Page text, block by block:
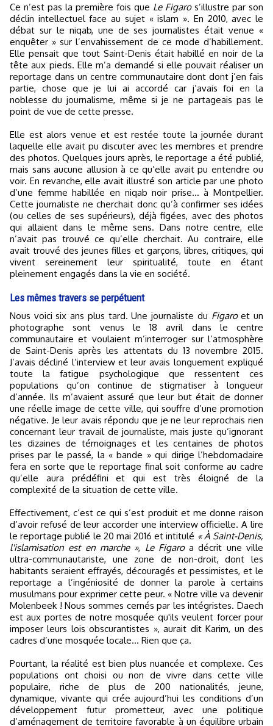
Ce n’est pas la première fois que Le Figaros’illustre par son
déclin intellectuel face au sujet « islam ». En 2010, avec le
débat sur le niqab, une de ses journalistes était venue «
enquêter » sur l’envahissement de ce mode d’habillement.
Elle pensait que tout Saint-Denis était habillé en noir de la
tête aux pieds. Elle m’a demandé si elle pouvait réaliser un
reportage dans un centre communautaire dont dont j’en fais
partie, chose que je lui ai accordé car j’avais foi en la
noblesse du journalisme, même si je ne partageais pas le
point de vue de cette presse.
Elle est alors venue et est restée toute la journée durant
laquelle elle avait pu discuter avec les membres et prendre
des photos. Quelques jours après, le reportage a été publié,
mais sans aucune allusion à ce qu’elle avait pu entendre ou
voir. En revanche, elle avait illustré son article par une photo
d’une femme habillée en niqab noir prise… à Montpellier.
Cette journaliste ne cherchait donc qu’à confirmer ses idées
(ou celles de ses supérieurs), déjà figées, avec des photos
qui allaient dans le même sens. Dans notre centre, elle
n’avait pas trouvé ce qu’elle cherchait. Au contraire, elle
avait trouvé des jeunes filles et garçons, libres, critiques, qui
vivent sereinement leur spiritualité, toute en étant
pleinement engagés dans la vie en société.
Les mêmes travers se perpétuent
Nous voici six ans plus tard. Une journaliste du Figaroet un
photographe sont venus le 18 avril dans le centre
communautaire et voulaient m’interroger sur l’atmosphère
de Saint-Denis après les attentats du 13 novembre 2015.
J’avais décliné l’interview et leur avais longuement expliqué
toute la fatigue psychologique que ressentent ces
populations qu’on continue de stigmatiser à longueur
d’année. Ils m’avaient assuré que leur but était de donner
une réelle image de cette ville, qui souffre d’une promotion
négative. Je leur avais répondu que je ne leur reprochais rien
concernant leur travail de journaliste, mais juste qu’ignorant
les dizaines de témoignages et les centaines de photos
prises par le passé, la « bande » qui dirige l’hebdomadaire
fera en sorte que le reportage final soit conforme au cadre
qu’elle aura prédéfini et qui est très éloigné de la
complexité de la situation de cette ville.
Effectivement, c’est ce qui s’est produit et me donne raison
d’avoir refusé de leur accorder une interview officielle. A lire
le reportage publié le 20 mai 2016 et intitulé « À Saint-Denis,
l'islamisation est en marche », Le Figaroa décrit une ville
ultra-communautariste, une zone de non-droit, dont les
habitants seraient effrayés, découragés et pessimistes, et le
reportage a l’ingéniosité de donner la parole à certains
musulmans pour exprimer cette peur. « Notre ville va devenir
Molenbeek ! Nous sommes cernés par les intégristes. Daech
est aux portes de notre mosquée qu'ils veulent forcer pour
imposer leurs lois obscurantistes », aurait dit Karim, un des
cadres d’une mosquée locale… Rien que ça.
Pourtant, la réalité est bien plus nuancée et complexe. Ces
populations ont choisi ou non de vivre dans cette ville
populaire, riche de plus de 200 nationalités, jeune,
dynamique, vivante qui crée aujourd’hui les conditions d’un
développement futur prometteur, avec une politique
d’aménagement de territoire favorable à un équilibre urbain